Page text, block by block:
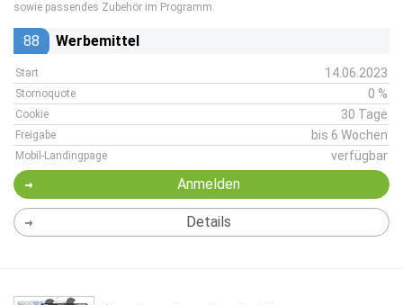
sowie passendes Zubehör im Programm.
88 Werbemittel
Start 14.06.2023
Stornoquote 0 %
Cookie 30 Tage
Freigabe bis 6 Wochen
Mobil-Landingpage verfügbar
Anmelden
Details